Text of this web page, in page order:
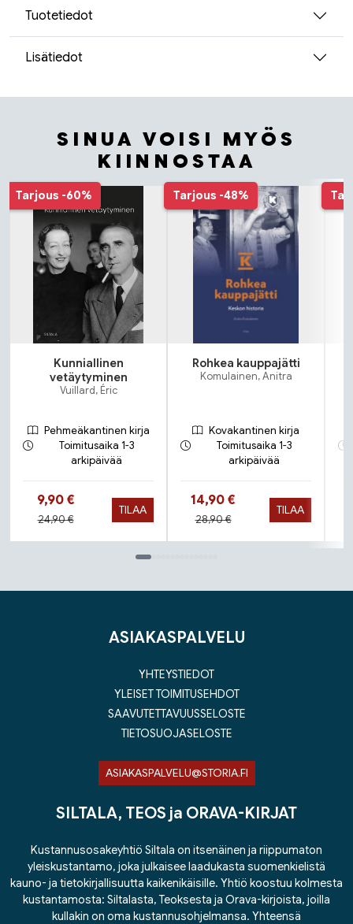
Tuotetiedot
Lisätiedot
SINUA VOISI MYÖS
KIINNOSTAA
Tuoteluettelon alku
Tarjous -60%
Kunniallinen
vetäytyminen
Vuillard, Éric
Pehmeäkantinen kirja
Toimitusaika 1-3
arkipäivää
Hinta nyt
9,90 €
Hinta aiemmin
24,90 €
TILAA
Tarjous -48%
Rohkea kauppajätti
Komulainen, Anitra
Kovakantinen kirja
Toimitusaika 1-3
arkipäivää
Hinta nyt
14,90 €
Hinta aiemmin
28,90 €
TILAA
ASIAKASPALVELU
YHTEYSTIEDOT
YLEISET TOIMITUSEHDOT
SAAVUTETTAVUUSSELOSTE
TIETOSUOJASELOSTE
ASIAKASPALVELU@STORIA.FI
SILTALA, TEOS ja ORAVA-KIRJAT
Kustannusosakeyhtiö Siltala on itsenäinen ja riippumaton
yleiskustantamo, joka julkaisee laadukasta suomenkielistä
kauno- ja tietokirjallisuutta kaikenikäisille. Yhtiö koostuu kolmesta
kustantamosta: Siltalasta, Teoksesta ja Orava-kirjoista, joilla
kullakin on oma kustannusohjelmansa. Yhteensä